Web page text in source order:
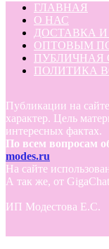
ГЛАВНАЯ
О НАС
ДОСТАВКА
ОПТОВЫМ
ПУБЛИЧНАЯ
ПОЛИТИКА
Публикации на
характер. Цель
интересных фактах.
По всем вопросам
modes.ru
На сайте
А так же, от
ИП Модестова Е.С.